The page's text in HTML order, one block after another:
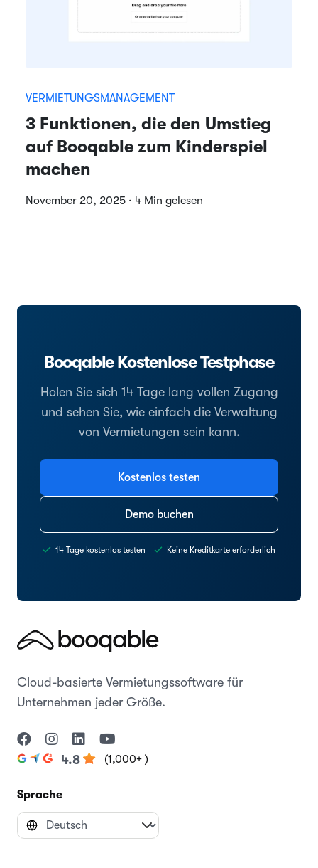
VERMIETUNGSMANAGEMENT
3 Funktionen, die den Umstieg
auf Booqable zum Kinderspiel
machen
November 20, 2025 · 4 Min gelesen
Booqable Kostenlose Testphase
Holen Sie sich 14 Tage lang vollen Zugang
und sehen Sie, wie einfach die Verwaltung
von Vermietungen sein kann.
Kostenlos testen
Demo buchen
14 Tage kostenlos testen Keine Kreditkarte erforderlich
Cloud-basierte Vermietungssoftware für
Unternehmen jeder Größe.
4.8 (1,000+ )
Sprache